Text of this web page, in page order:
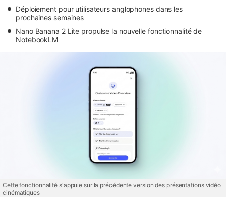
Déploiement pour utilisateurs anglophones dans les
prochaines semaines
Nano Banana 2 Lite propulse la nouvelle fonctionnalité de
NotebookLM
Cette fonctionnalité s'appuie sur la précédente version des présentations vidéo
cinématiques